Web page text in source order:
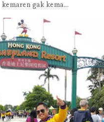
kemaren gak kema...